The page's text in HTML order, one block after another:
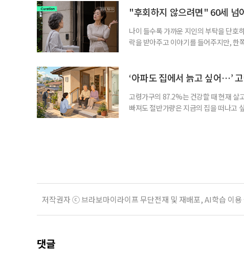
경험이 풍부한 고령자는 중요한 국가 자
"후회하지 않으려면" 60세 넘
나이 들수록 가까운 지인의 부탁을 단호
락을 받아주고 이야기를 들어주지만, 한
게 여기며, 거절하는 순간 태도를 바꾸는
‘아파도 집에서 늙고 싶어…’
고령가구의 87.2%는 건강할 때 현재 살
빠져도 절반가량은 지금의 집을 떠나고
저작권자 ⓒ 브라보마이라이프 무단전재 및 재배포, AI학습 이용
댓글